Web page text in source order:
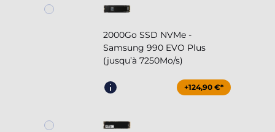
2000Go SSD NVMe -
Samsung 990 EVO Plus
(jusqu’à 7250Mo/s)
+124,90 €*